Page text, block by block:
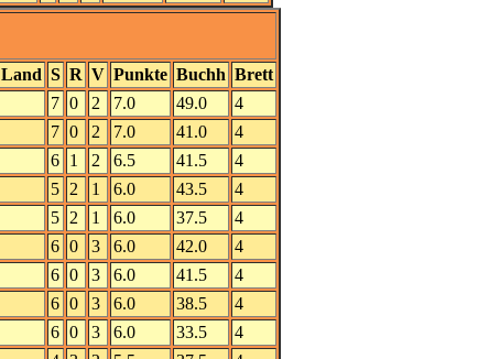
Land S R V Punkte Buchh Brett
7 0 2 7.0 49.0
4
7 0 2 7.0 41.0
4
6 1 2 6.5 41.5
4
5 2 1 6.0 43.5
4
5 2 1 6.0 37.5
4
6 0 3 6.0 42.0
4
6 0 3 6.0 41.5
4
6 0 3 6.0 38.5
4
6 0 3 6.0 33.5
4